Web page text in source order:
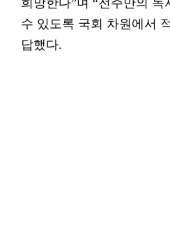
희망한다”며 “전주만의
수 있도록 국회 차원에서
답했다.